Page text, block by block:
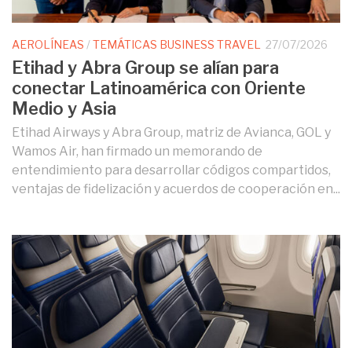
AEROLÍNEAS /TEMÁTICAS BUSINESS TRAVEL 27/07/2026
Etihad y Abra Group se alían para
conectar Latinoamérica con Oriente
Medio y Asia
Etihad Airways y Abra Group, matriz de Avianca, GOL y
Wamos Air, han firmado un memorando de
entendimiento para desarrollar códigos compartidos,
ventajas de fidelización y acuerdos de cooperación en...